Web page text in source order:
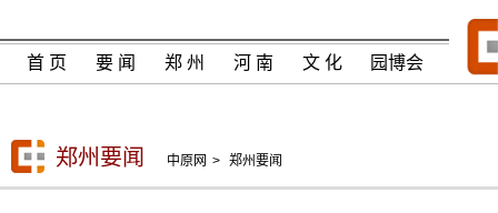
首 页 要 闻 郑 州 河 南 文 化 园博会
郑州要闻 中原网 > 郑州要闻